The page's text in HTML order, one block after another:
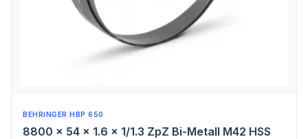
BEHRINGER HBP 650
8800 x 54 x 1.6 x 1/1.3 ZpZ Bi-Metall M42 HSS